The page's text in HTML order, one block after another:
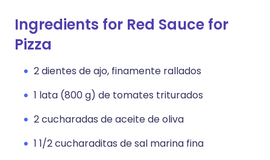
Ingredients for Red Sauce for
Pizza
2 dientes de ajo, finamente rallados
1 lata (800 g) de tomates triturados
2 cucharadas de aceite de oliva
1 1/2 cucharaditas de sal marina fina